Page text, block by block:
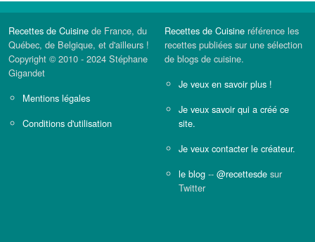
Recettes de Cuisine de France, du
Québec, de Belgique, et d'ailleurs !
Copyright © 2010 - 2024 Stéphane
Gigandet
Mentions légales
Conditions d'utilisation
Recettes de Cuisine référence les
recettes publiées sur une sélection
de blogs de cuisine.
Je veux en savoir plus !
Je veux savoir qui a créé ce
site.
Je veux contacter le créateur.
le blog -- @recettesde sur
Twitter